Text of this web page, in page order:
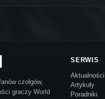
czołgów,
graczy World
SERWIS
Aktualności
Artykuły
Poradniki